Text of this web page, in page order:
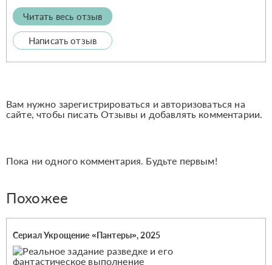
Читать весь отзыв
Написать отзыв
Вам нужно зарегистрироваться и авторизоваться на
сайте, чтобы писать Отзывы и добавлять комментарии.
Пока ни одного комментария. Будьте первым!
Похожее
Сериал Укрощение «Пантеры», 2025